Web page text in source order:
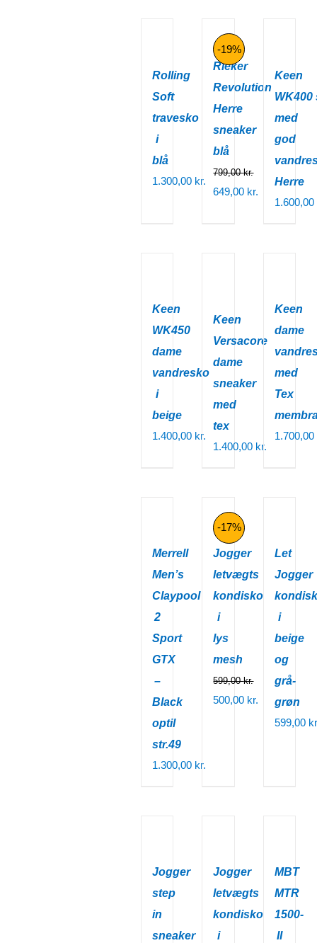
1.100,00 kr..
er:
750,00 kr..
Rolling
Soft
travesko
i
blå
1.300,00 kr.
-19%
Rieker
Revolution
Herre
sneaker
blå
799,00kr.
Den
649,00 kr.
Keen
WK400
med
god
Herre
1.600,00
Keen
WK450
dame
vandresko
i
beige
1.400,00 kr.
Keen
Versacore
dame
sneaker
med
tex
1.400,00 kr.
Keen
dame
med
Tex
1.700,00
Merrell
Men’s
Claypool
2
Sport
GTX
–
Black
optil
str.49
1.300,00 kr.
-17%
Jogger
letvægts
kondisko
i
lys
mesh
599,00kr.
Den
500,00 kr.
Let
Jogger
i
beige
og
grå-
grøn
599,00
Jogger
step
in
sneaker
Jogger
letvægts
kondisko
i
MBT
MTR
1500-
II